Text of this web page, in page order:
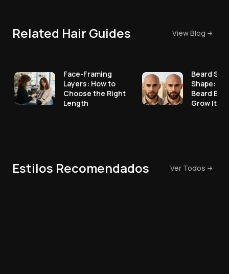
Related Hair Guides View Blog
Face-Framing
Layers: How to
Choose the Right
Length
Beard
Shape:
Beard
Grow It
Estilos Recomendados Ver Todos